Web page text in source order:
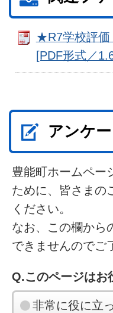
★R7学校評価
[PDF形式／
アンケー
豊能町ホームペー
ために、皆さまの
ください。
なお、この欄から
できませんのでご
Q.このページはお
非常に役に立